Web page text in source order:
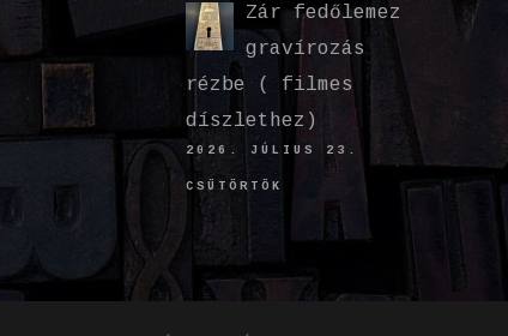
Zár fedőlemez
gravírozás
rézbe ( filmes
díszlethez)
2026. JÚLIUS 23.
CSÜTÖRTÖK